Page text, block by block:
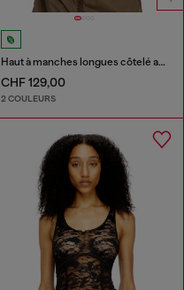
Haut à manches longues côtelé avec Oval D métallique
CHF 129,00
2 COULEURS